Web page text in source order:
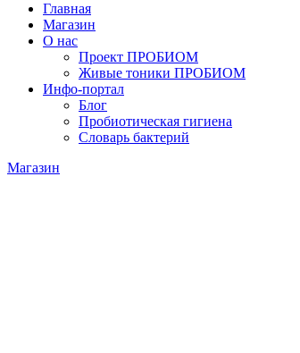
Главная
Магазин
О нас
Проект ПРОБИОМ
Живые тоники ПРОБИОМ
Инфо-портал
Блог
Пробиотическая гигиена
Словарь бактерий
Магазин